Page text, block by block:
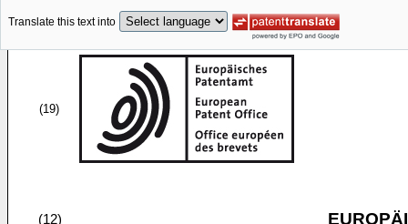
Translate this text into
(19)
(12)